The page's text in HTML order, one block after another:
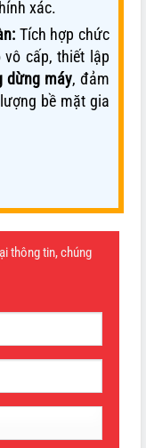
xác.
Tích hợp chức
cấp, thiết lập
dừng máy, đảm
bề mặt gia
thông tin, chúng